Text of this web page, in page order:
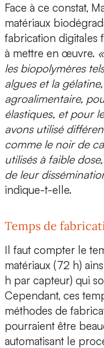
Face à ce constat,
matériaux
fabrication digitales
à mettre en œuvre.
les biopolymères
algues et la
agroalimentaire,
élastiques, et pour
avons utilisé
comme le noir de
utilisés à faible
de leur
indique-t-elle.
Temps de
Il faut compter le
matériaux (72 h)
h par capteur) qui
Cependant, ces
méthodes de
pourraient être
automatisant le